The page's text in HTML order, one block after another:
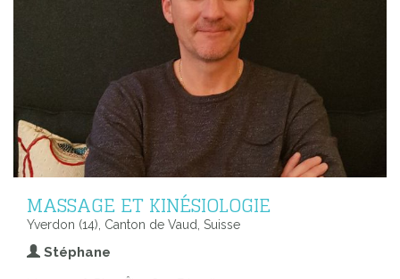
MASSAGE ET KINÉSIOLOGIE
Yverdon (14), Canton de Vaud, Suisse
Stéphane